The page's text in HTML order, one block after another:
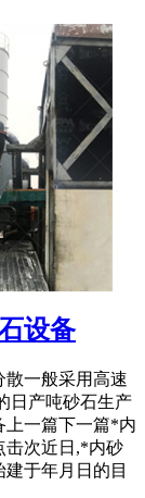
设备
散一般采用高速
日产吨砂石生产
上一篇下一篇*内
击次近日,*内砂
于年月日的目